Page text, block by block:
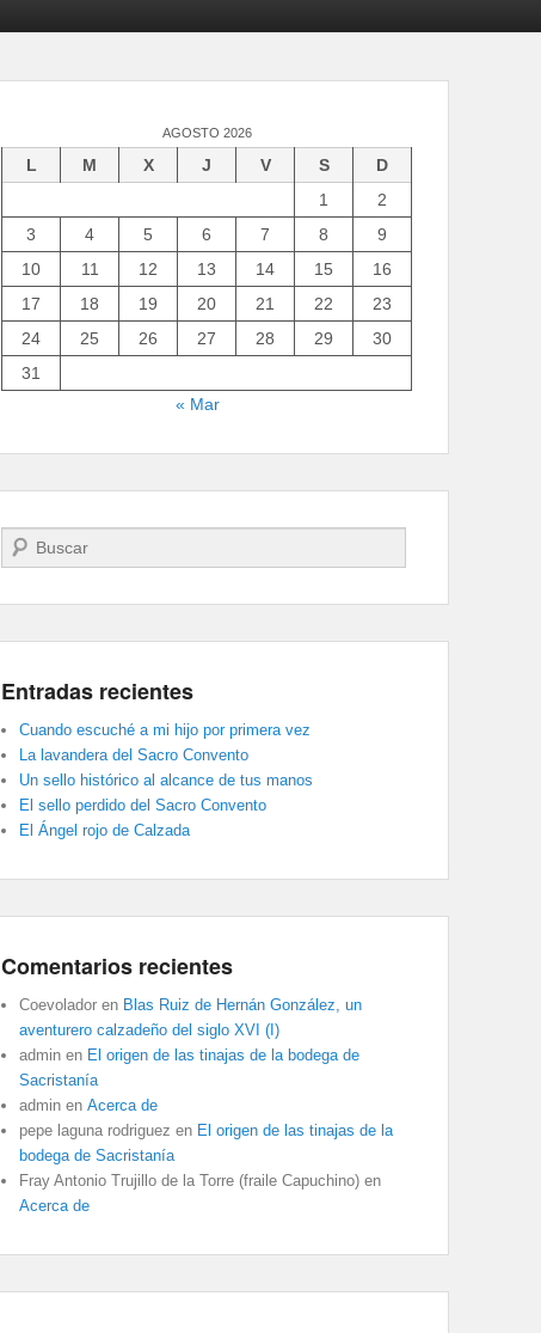
AGOSTO 2026
L M X J V S
D
1
2
3
4 5 6 7 8
9
10
11 12 13 14 15
16
17
18 19 20 21 22
23
24
25 26 27 28 29
30
31
« Mar
Buscar
Entradas recientes
Cuando escuché a mi hijo por primera vez
La lavandera del Sacro Convento
Un sello histórico al alcance de tus manos
El sello perdido del Sacro Convento
El Ángel rojo de Calzada
Comentarios recientes
Coevolador en Blas Ruiz de Hernán González, un
aventurero calzadeño del siglo XVI (I)
admin en El origen de las tinajas de la bodega de
Sacristanía
admin en Acerca de
pepe laguna rodriguez en El origen de las tinajas de la
bodega de Sacristanía
Fray Antonio Trujillo de la Torre (fraile Capuchino) en
Acerca de